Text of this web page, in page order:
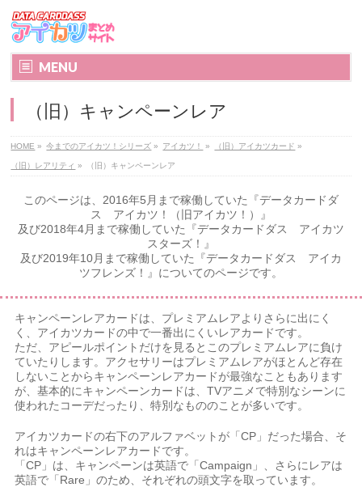
MENU
（旧）キャンペーンレア
HOME » 今までのアイカツ！シリーズ » アイカツ！ » （旧）アイカツカード »
（旧）レアリティ » （旧）キャンペーンレア
このページは、2016年5月まで稼働していた『データカードダ
ス アイカツ！（旧アイカツ！）』
及び2018年4月まで稼働していた『データカードダス アイカツ
スターズ！』
及び2019年10月まで稼働していた『データカードダス アイカ
ツフレンズ！』についてのページです。
キャンペーンレアカードは、プレミアムレアよりさらに出にく
く、アイカツカードの中で一番出にくいレアカードです。
ただ、アピールポイントだけを見るとこのプレミアムレアに負け
ていたりします。アクセサリーはプレミアムレアがほとんど存在
しないことからキャンペーンレアカードが最強なこともあります
が、基本的にキャンペーンカードは、TVアニメで特別なシーンに
使われたコーデだったり、特別なもののことが多いです。
アイカツカードの右下のアルファベットが「CP」だった場合、そ
れはキャンペーンレアカードです。
「CP」は、キャンペーンは英語で「Campaign」、さらにレアは
英語で「Rare」のため、それぞれの頭文字を取っています。